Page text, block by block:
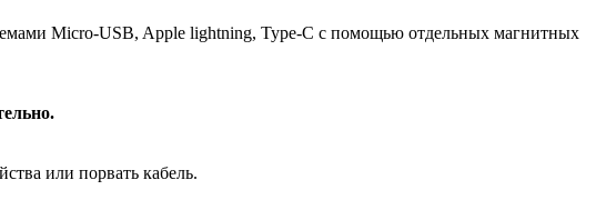
Micro-USB, Apple lightning, Type-C с помощью отдельных магнитных
или порвать кабель.